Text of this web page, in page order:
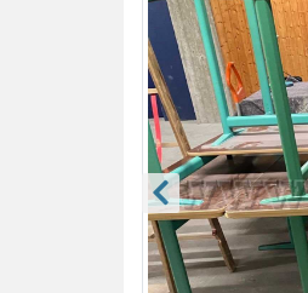
zurück blättern